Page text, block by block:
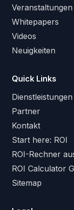
Veranstaltungen
Whitepapers
Videos
Neuigkeiten
Quick Links
Dienstleistungen
Partner
Kontakt
Start here: ROI
ROI-Rechner
ROI Calculator
Sitemap